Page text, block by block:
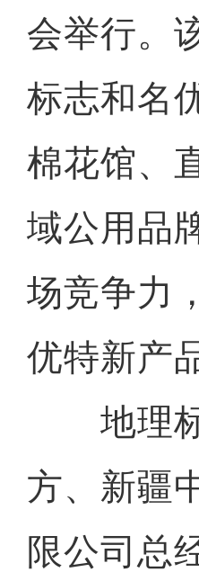
会举行。
标志和名
棉花馆、
域公用品
场竞争力
优特新产
地理标
方、新疆
限公司总